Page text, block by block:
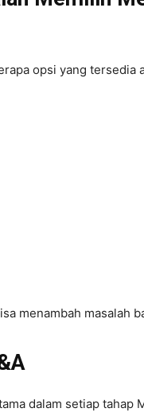
opsi yang tersedia
menambah masalah
dalam setiap tahap